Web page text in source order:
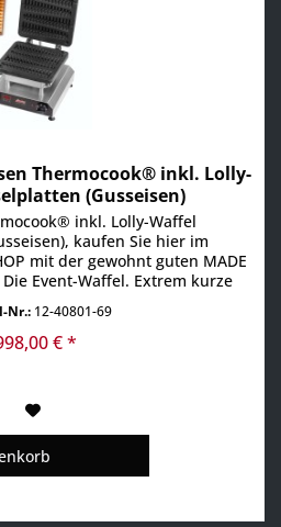
Thermocook® inkl. Lolly-
(Gusseisen)
inkl. Lolly-Waffel
kaufen Sie hier im
mit der gewohnt guten MADE
Event-Waffel. Extrem kurze
kreativ als Tannenbaum- oder
Multifunktionsgerät für
Nr.:12-40801-69
€ *